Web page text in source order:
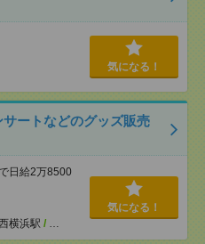
気になる！
ートなどのグッズ販売
日給2万8500
横浜駅 / …
気になる！